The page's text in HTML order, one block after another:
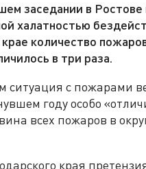
заседании в
халатностью
количество
в три раза.
ситуация с пожарами
году особо
всех пожаров в
края